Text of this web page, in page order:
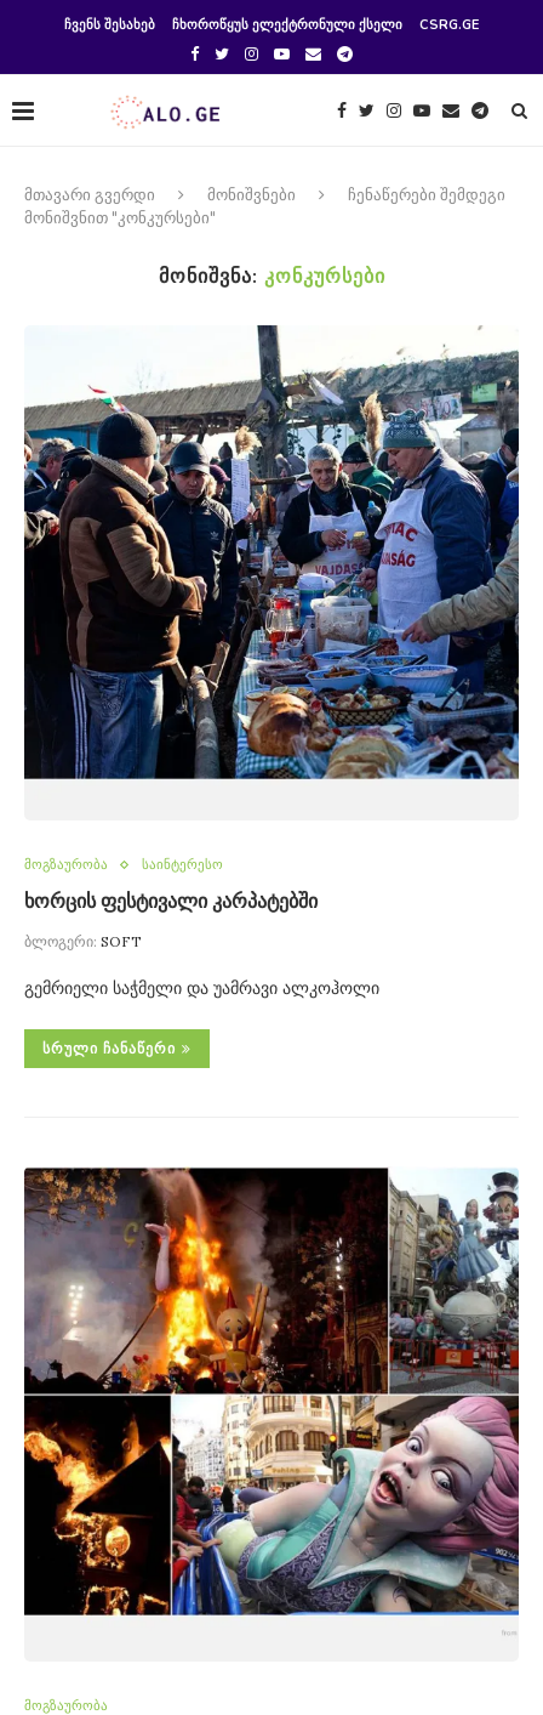
ᲩᲕᲔᲜᲡ ᲨᲔᲡᲐᲮᲔᲑ ᲩᲮᲝᲠᲝᲬᲧᲣᲡ ᲔᲚᲔᲥᲢᲠᲝᲜᲣᲚᲘ ᲥᲡᲔᲚᲘ CSRG.GE
მთავარი გვერდი მონიშვნები
ჩენაწერები შემდეგი
მონიშვნით "კონკურსები"
ᲛᲝᲜᲘᲨᲕᲜᲐ: ᲙᲝᲜᲙᲣᲠᲡᲔᲑᲘ
მოგზაურობა საინტერესო
ხორცის ფესტივალი კარპატებში
ბლოგერი: SOFT
გემრიელი საჭმელი და უამრავი ალკოჰოლი
ᲡᲠᲣᲚᲘ ᲩᲐᲜᲐᲬᲔᲠᲘ
მოგზაურობა